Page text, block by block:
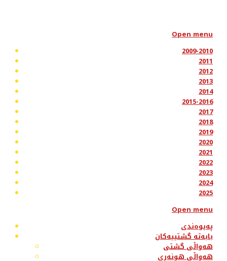
Open menu
2009-2010
2011
2012
2013
2014
2015-2016
2017
2018
2019
2020
2021
2022
2023
2024
2025
Open menu
پەیوەندی
بابەتە گشتییەکان
هەواڵی گشتی
هەواڵی هونەری